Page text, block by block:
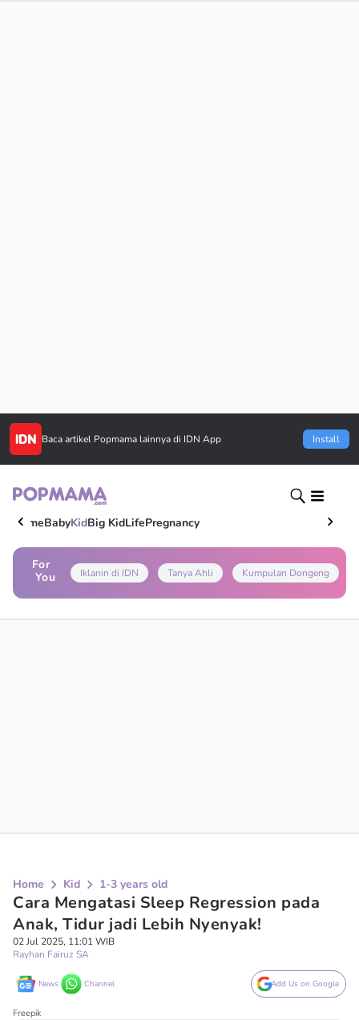
Baca artikel Popmama lainnya di IDN App Install
HomeBabyKidBig KidLifePregnancy
For
You
Iklanin di IDN Tanya Ahli Kumpulan Dongeng
Home Kid 1-3 years old
Cara Mengatasi Sleep Regression pada
Anak, Tidur jadi Lebih Nyenyak!
02 Jul 2025, 11:01 WIB
Rayhan Fairuz SA
News Channel Add Us on Google
Freepik